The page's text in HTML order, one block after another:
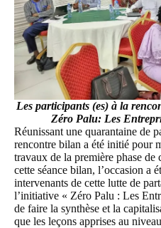
Les participants (es) à la
Zéro Palu: Les
Réunissant une quarantaine de
rencontre bilan a été initié pour
travaux de la première phase de
cette séance bilan, l’occasion a
intervenants de cette lutte de
l’initiative « Zéro Palu : Les
de faire la synthèse et la
que les leçons apprises au